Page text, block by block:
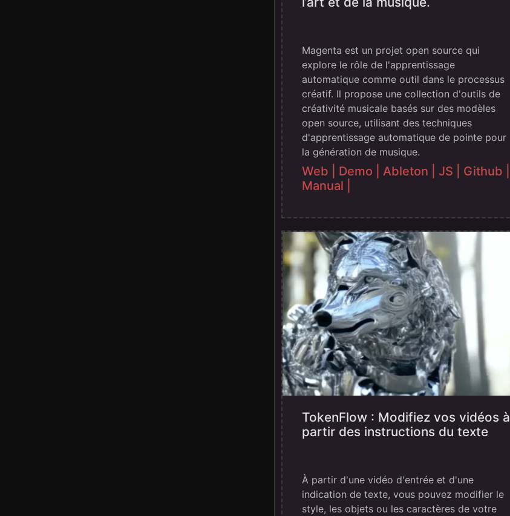
Magenta est un projet open source qui
explore le rôle de l'apprentissage
automatique comme outil dans le processus
créatif. Il propose une collection d'outils de
créativité musicale basés sur des modèles
open source, utilisant des techniques
d'apprentissage automatique de pointe pour
la génération de musique.
Web | Demo | Ableton | JS | Github |
Manual |
TokenFlow : Modifiez vos vidéos à
partir des instructions du texte
À partir d'une vidéo d'entrée et d'une
indication de texte, vous pouvez modifier le
style, les objets ou les caractères de votre